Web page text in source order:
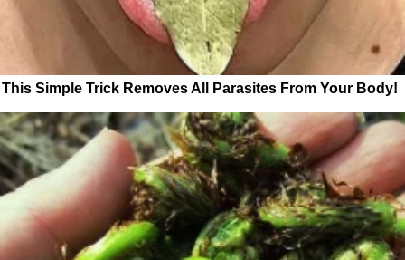
This Simple Trick Removes All Parasites From Your Body!